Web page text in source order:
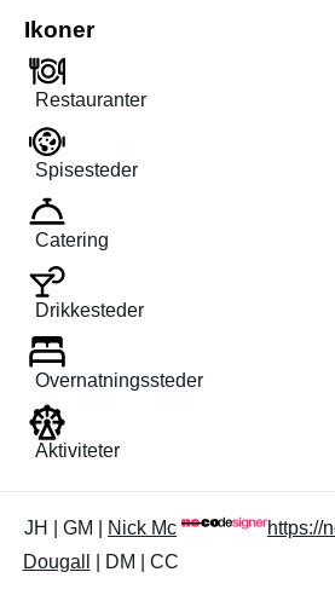
Ikoner
Restauranter
Spisesteder
Catering
Drikkesteder
Overnatningssteder
Aktiviteter
https://
JH | GM |
Nick Mc
Dougall
| DM | CC